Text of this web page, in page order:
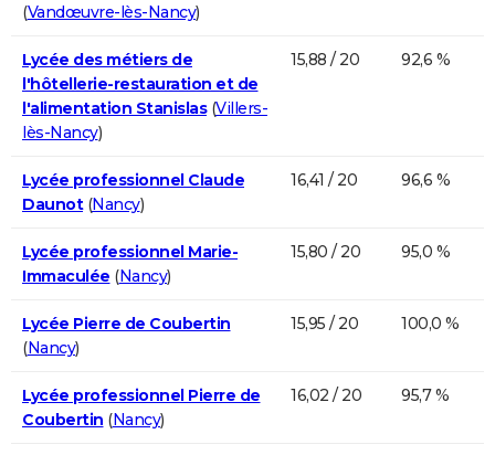
(Vandœuvre-lès-Nancy)
Lycée des métiers de
l'hôtellerie-restauration et de
l'alimentation Stanislas(Villers-
lès-Nancy)
15,88 / 20 92,6 %
Lycée professionnel Claude
Daunot(Nancy)
16,41 / 20 96,6 %
Lycée professionnel Marie-
Immaculée (Nancy)
15,80 / 20 95,0 %
Lycée Pierre de Coubertin
(Nancy)
15,95 / 20 100,0 %
Lycée professionnel Pierre de
Coubertin (Nancy)
16,02 / 20 95,7 %